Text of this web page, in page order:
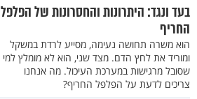
בעד ונגד: היתרונות והחסרונות של הפלפל
החריף
הוא משרה תחושה נעימה, מסייע לרדת במשקל
ומוריד את לחץ הדם. מצד שני, הוא לא מומלץ למי
שסובל מרגישות במערכת העיכול. מה אנחנו
צריכים לדעת על הפלפל החריף?